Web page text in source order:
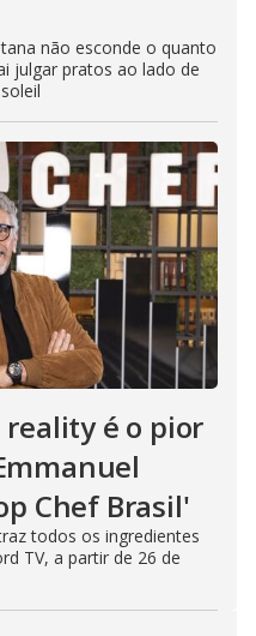
não esconde o quanto
julgar pratos ao lado de
é o pior
Chef Brasil'
todos os ingredientes
TV, a partir de 26 de